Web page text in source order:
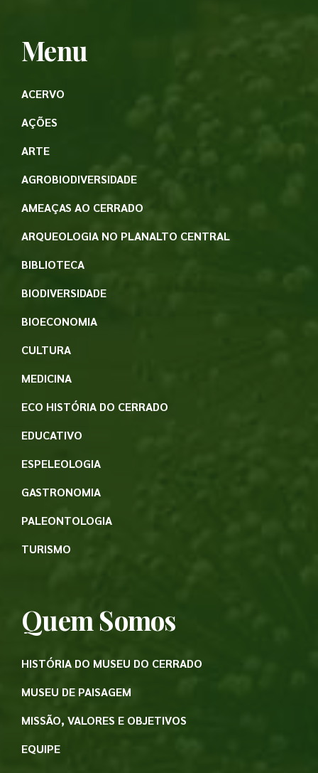
Menu
ACERVO
AÇÕES
ARTE
AGROBIODIVERSIDADE
AMEAÇAS AO CERRADO
ARQUEOLOGIA NO PLANALTO CENTRAL
BIBLIOTECA
BIODIVERSIDADE
BIOECONOMIA
CULTURA
MEDICINA
ECO HISTÓRIA DO CERRADO
EDUCATIVO
ESPELEOLOGIA
GASTRONOMIA
PALEONTOLOGIA
TURISMO
Quem Somos
HISTÓRIA DO MUSEU DO CERRADO
MUSEU DE PAISAGEM
MISSÃO, VALORES E OBJETIVOS
EQUIPE